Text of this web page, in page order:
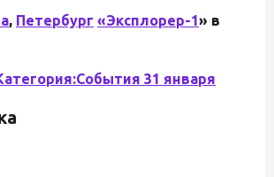
, Петербург «Эксплорер-1» в
31 января